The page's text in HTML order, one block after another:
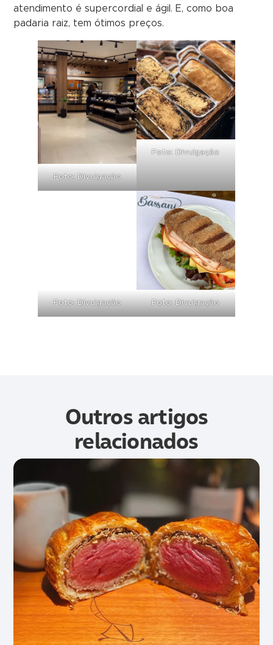
atendimento é supercordial e ágil. E, como boa
padaria raiz, tem ótimos preços.
Foto: Divulgação
Foto: Divulgação
Foto: Divulgação Foto: Divulgação
Outros artigos
relacionados